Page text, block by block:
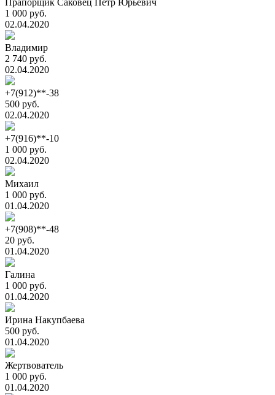
Прапорщик Саковец Пётр Юрьевич
1 000 руб.
02.04.2020
Владимир
2 740 руб.
02.04.2020
+7(912)**-38
500 руб.
02.04.2020
+7(916)**-10
1 000 руб.
02.04.2020
Михаил
1 000 руб.
01.04.2020
+7(908)**-48
20 руб.
01.04.2020
Галина
1 000 руб.
01.04.2020
Ирина Накупбаева
500 руб.
01.04.2020
Жертвователь
1 000 руб.
01.04.2020